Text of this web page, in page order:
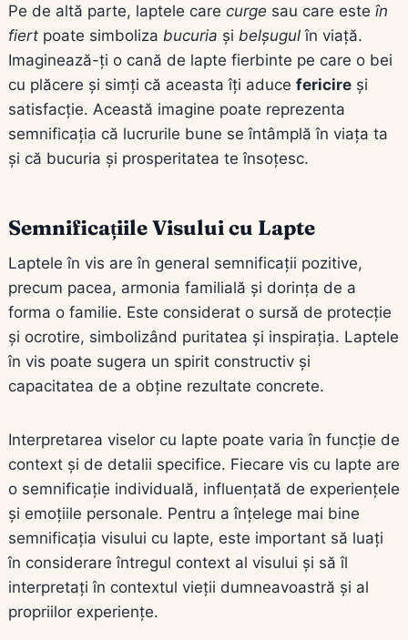
Pe de altă parte, laptele care curge sau care este în
fiert poate simboliza bucuria și belșugul în viață.
Imaginează-ți o cană de lapte fierbinte pe care o bei
cu plăcere și simți că aceasta îți aduce fericire și
satisfacție. Această imagine poate reprezenta
semnificația că lucrurile bune se întâmplă în viața ta
și că bucuria și prosperitatea te însoțesc.
Semnificațiile Visului cu Lapte
Laptele în vis are în general semnificații pozitive,
precum pacea, armonia familială și dorința de a
forma o familie. Este considerat o sursă de protecție
și ocrotire, simbolizând puritatea și inspirația. Laptele
în vis poate sugera un spirit constructiv și
capacitatea de a obține rezultate concrete.
Interpretarea viselor cu lapte poate varia în funcție de
context și de detalii specifice. Fiecare vis cu lapte are
o semnificație individuală, influențată de experiențele
și emoțiile personale. Pentru a înțelege mai bine
semnificația visului cu lapte, este important să luați
în considerare întregul context al visului și să îl
interpretați în contextul vieții dumneavoastră și al
propriilor experiențe.